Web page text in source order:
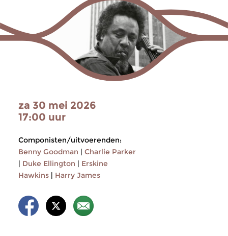
za 30 mei 2026
17:00 uur
Componisten/uitvoerenden:
Benny Goodman | Charlie Parker
| Duke Ellington | Erskine
Hawkins | Harry James